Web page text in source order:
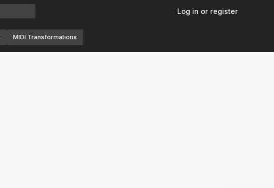
Log in or register
MIDI Transformations